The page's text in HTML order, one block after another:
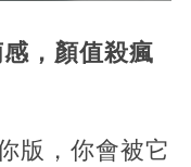
，顏值殺瘋
版，你會被它